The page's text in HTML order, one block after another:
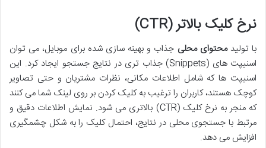
نرخ کلیک بالاتر (CTR)
با تولیدمحتوای محلی جذاب و بهینه سازی شده برای موبایل، می توان
اسنیپت های (Snippets) جذاب تری در نتایج جستجو ایجاد کرد. این
اسنیپت ها که شامل اطلاعات مکانی، نظرات مشتریان و حتی تصاویر
کوچک هستند، کاربران را ترغیب به کلیک کردن بر روی لینک شما می کنند
که منجر به نرخ کلیک (CTR) بالاتری می شود. نمایش اطلاعات دقیق و
مرتبط با جستجوی محلی در نتایج، احتمال کلیک را به شکل چشمگیری
افزایش می دهد.